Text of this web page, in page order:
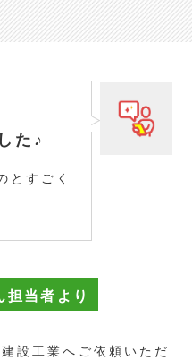
た♪
とすごく
担当者より
設工業へご依頼いただ